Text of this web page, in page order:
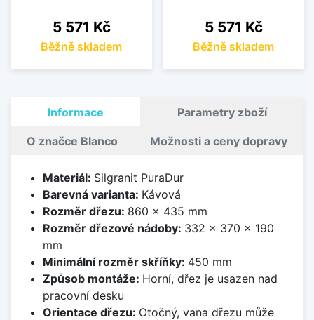
Cena
5 571 Kč
Běžně skladem
Cena
5 571 Kč
Běžně skladem
Informace Parametry zboží
O značce Blanco Možnosti a ceny dopravy
Materiál: Silgranit PuraDur
Barevná varianta: Kávová
Rozměr dřezu: 860 x 435 mm
Rozměr dřezové nádoby: 332 x 370 x 190
mm
Minimální rozměr skříňky: 450 mm
Způsob montáže: Horní, dřez je usazen nad
pracovní desku
Orientace dřezu: Otočný, vana dřezu může